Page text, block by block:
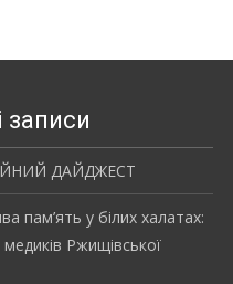
записи
ДАЙДЖЕСТ
пам’ять у білих халатах:
Ржищівської